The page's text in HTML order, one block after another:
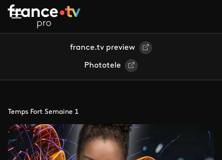
Aller au contenu principal
france.tv preview
Phototele
Temps Fort Semaine 1